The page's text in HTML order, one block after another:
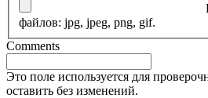
файлов: jpg, jpeg, png, gif.
Comments
Это поле используется для
оставить без изменений.